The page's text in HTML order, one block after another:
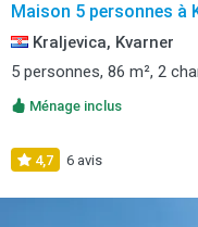
Maison 5 personnes à
Kraljevica, Kvarner
5 personnes, 86 m², 2
Ménage inclus
4,7 6 avis